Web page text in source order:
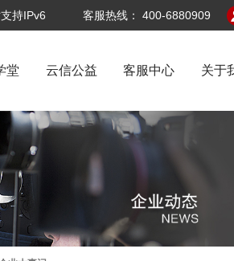
客服热线： 400-6880909
支持IPv6
堂 云信公益 客服中心 关于